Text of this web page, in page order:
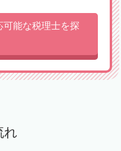
可能な税理士を探
れ